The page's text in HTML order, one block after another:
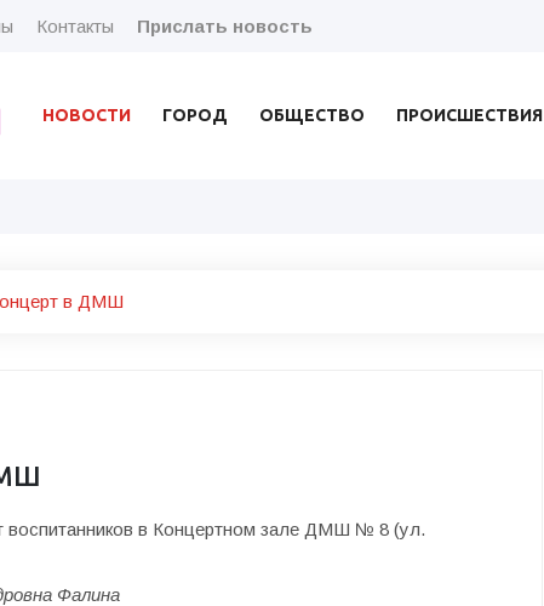
Контакты Прислать новость
НОВОСТИ ГОРОД ОБЩЕСТВО ПРОИСШЕСТВИЯ
в ДМШ
воспитанников в Концертном зале ДМШ № 8 (ул.
Фалина